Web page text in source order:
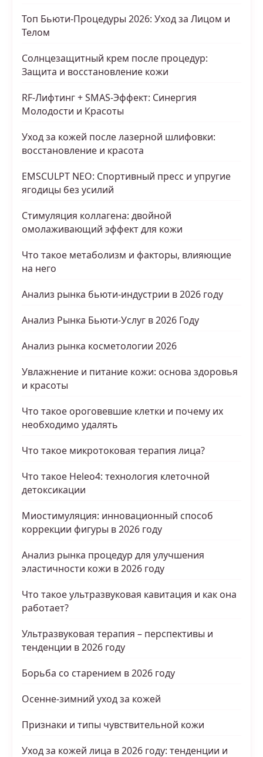
Топ Бьюти-Процедуры 2026: Уход за Лицом и
Телом
Солнцезащитный крем после процедур:
Защита и восстановление кожи
RF-Лифтинг + SMAS-Эффект: Синергия
Молодости и Красоты
Уход за кожей после лазерной шлифовки:
восстановление и красота
EMSCULPT NEO: Спортивный пресс и упругие
ягодицы без усилий
Стимуляция коллагена: двойной
омолаживающий эффект для кожи
Что такое метаболизм и факторы, влияющие
на него
Анализ рынка бьюти-индустрии в 2026 году
Анализ Рынка Бьюти-Услуг в 2026 Году
Анализ рынка косметологии 2026
Увлажнение и питание кожи: основа здоровья
и красоты
Что такое ороговевшие клетки и почему их
необходимо удалять
Что такое микротоковая терапия лица?
Что такое Heleo4: технология клеточной
детоксикации
Миостимуляция: инновационный способ
коррекции фигуры в 2026 году
Анализ рынка процедур для улучшения
эластичности кожи в 2026 году
Что такое ультразвуковая кавитация и как она
работает?
Ультразвуковая терапия – перспективы и
тенденции в 2026 году
Борьба со старением в 2026 году
Осенне-зимний уход за кожей
Признаки и типы чувствительной кожи
Уход за кожей лица в 2026 году: тенденции и